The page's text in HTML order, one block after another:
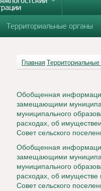
Территориальные органы
Главная
Обобщенная
замещающими
муниципального
расходах, об
Совет сельского
Обобщенная
замещающими
муниципального
расходах, об имуществе
Совет сельского